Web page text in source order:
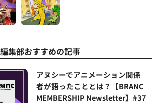
編集部おすすめの記事
アヌシーでアニメーション関係
者が語ったこととは？【BRANC
MEMBERSHIP Newsletter】#37